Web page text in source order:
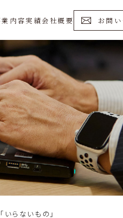
業内容実績会社概要 お問
「いらないもの」